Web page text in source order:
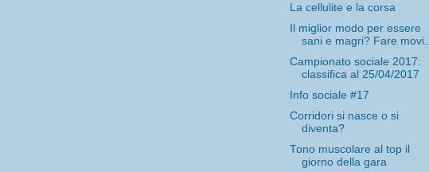
La cellulite e la corsa
Il miglior modo per essere
sani e magri? Fare movi...
Campionato sociale 2017:
classifica al 25/04/2017
Info sociale #17
Corridori si nasce o si
diventa?
Tono muscolare al top il
giorno della gara